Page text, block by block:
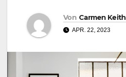
Von Carmen Keith
APR. 22, 2023